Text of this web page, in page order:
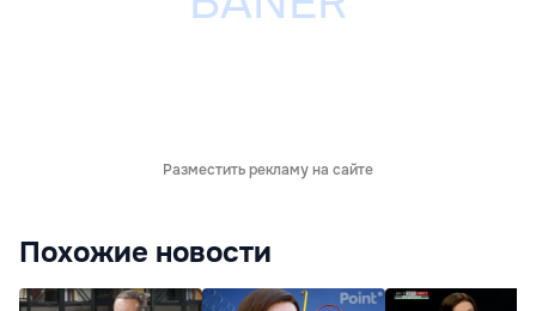
Разместить рекламу на сайте
Похожие новости